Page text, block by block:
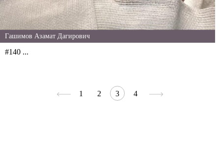
Гашимов Азамат Дагирович
#140 ...
1 2 3 4